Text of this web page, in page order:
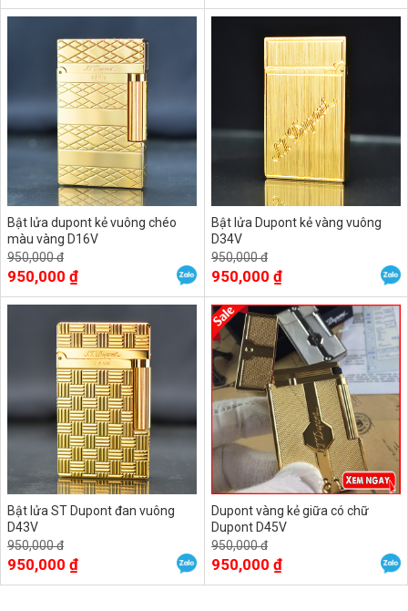
Bật lửa dupont kẻ vuông chéo
màu vàng D16V
950,000 đ
950,000 ₫
Bật lửa Dupont kẻ vàng vuông
D34V
950,000 đ
950,000 ₫
Bật lửa ST Dupont đan vuông
D43V
950,000 đ
950,000 ₫
Dupont vàng kẻ giữa có chữ
Dupont D45V
950,000 đ
950,000 ₫